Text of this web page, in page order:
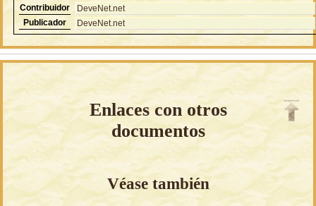
Contribuidor
DeveNet.net
Publicador
DeveNet.net
Enlaces con otros
documentos
Véase también